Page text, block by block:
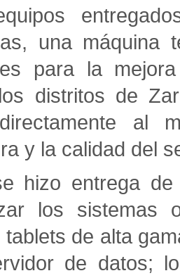
una máquina
para la
distritos de
al
y la calidad del
hizo entrega de
los sistemas
de alta
de datos;